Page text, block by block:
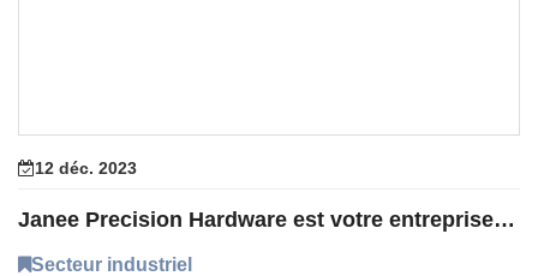
12 déc. 2023
Janee Precision Hardware est votre entreprise experte en pliage de métaux
Secteur industriel